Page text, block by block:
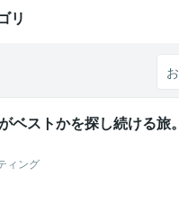
リ
ベストかを探し続ける旅。
ィング